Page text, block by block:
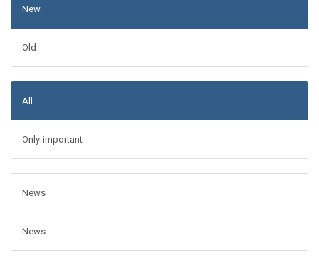
New
Old
All
Only important
News
News